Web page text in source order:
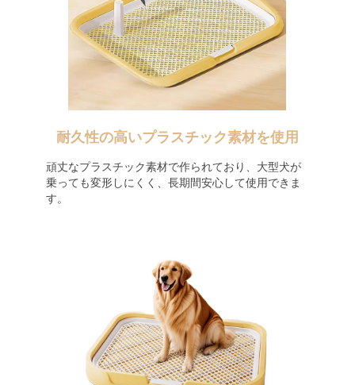
耐久性の高いプラスチック素材を使用
頑丈なプラスチック素材で作られており、大型犬が
乗っても変形しにくく、長期間安心して使用できま
す。